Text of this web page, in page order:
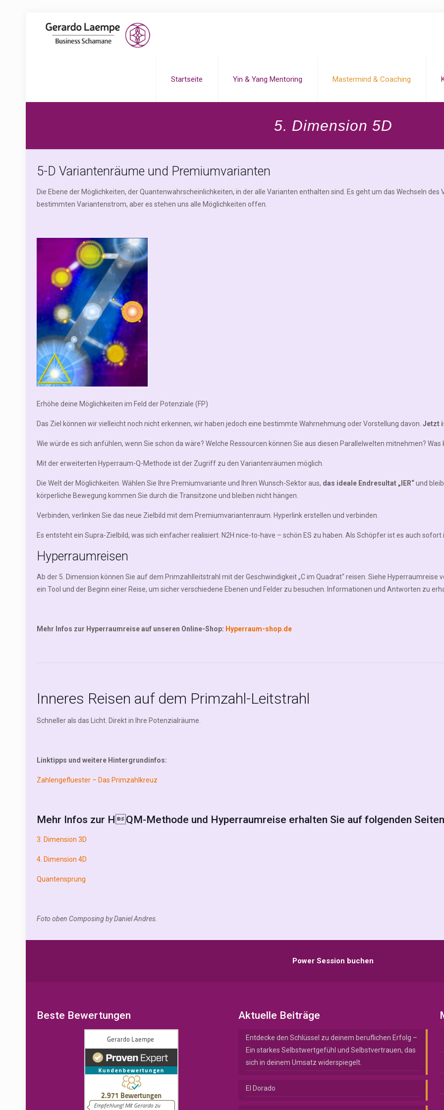
Startseite Yin & Yang Mentoring Mastermind & Coaching
5. Dimension 5D
5-D Variantenräume und Premiumvarianten
Die Ebene der Möglichkeiten, der Quantenwahrscheinlichkeiten, in der alle Varianten enthalten sind. Es geht um das Wechseln
bestimmten Variantenstrom, aber es stehen uns alle Möglichkeiten offen.
Erhöhe deine Möglichkeiten im Feld der Potenziale (FP)
Das Ziel können wir vielleicht noch nicht erkennen, wir haben jedoch eine bestimmte Wahrnehmung oder Vorstellung davon. Jetzt
Wie würde es sich anfühlen, wenn Sie schon da wäre? Welche Ressourcen können Sie aus diesen Parallelwelten mitnehmen?
Mit der erweiterten Hyperraum-Q-Methode ist der Zugriff zu den Variantenräumen möglich.
Die Welt der Möglichkeiten. Wählen Sie Ihre Premiumvariante und Ihren Wunsch-Sektor aus, das ideale Endresultat „IER“und
körperliche Bewegung kommen Sie durch die Transitzone und bleiben nicht hängen.
Verbinden, verlinken Sie das neue Zielbild mit dem Premiumvariantenraum. Hyperlink erstellen und verbinden.
Es entsteht ein Supra-Zielbild, was sich einfacher realisiert. N2H nice-to-have – schön ES zu haben. Als Schöpfer ist es auch sofort
Hyperraumreisen
Ab der 5. Dimension können Sie auf dem Primzahlleitstrahl mit der Geschwindigkeit „C im Quadrat“ reisen. Siehe Hyperraumreise
ein Tool und der Beginn einer Reise, um sicher verschiedene Ebenen und Felder zu besuchen. Informationen und Antworten zu
Mehr Infos zur Hyperraumreise auf unseren Online-Shop: Hyperraum-shop.de
Inneres Reisen auf dem Primzahl-Leitstrahl
Schneller als das Licht. Direkt in Ihre Potenzialräume.
Linktipps und weitere Hintergrundinfos:
Zahlengefluester – Das Primzahlkreuz
Mehr Infos zur HQM-Methode und Hyperraumreise erhalten Sie auf folgenden
3. Dimension 3D
4. Dimension 4D
Quantensprung
Foto oben Composing by Daniel Andres.
Power Session buchen
Beste Bewertungen Aktuelle Beiträge
Entdecke den Schlüssel zu deinem beruflichen Erfolg –
Ein starkes Selbstwertgefühl und Selbstvertrauen, das
sich in deinem Umsatz widerspiegelt.
El Dorado